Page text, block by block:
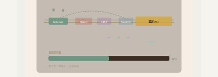
Enhancer Silencer CTCF Promoter 基因 ORF
mRNA →
基因表現量
50%
野生型 × 增強子 正常表現